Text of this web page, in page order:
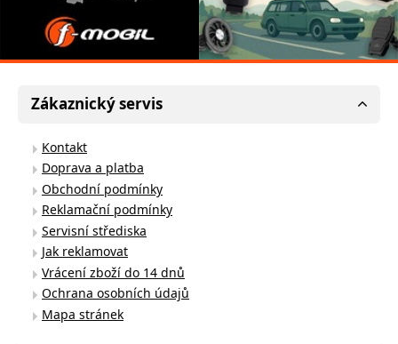
Zákaznický servis
Kontakt
Doprava a platba
Obchodní podmínky
Reklamační podmínky
Servisní střediska
Jak reklamovat
Vrácení zboží do 14 dnů
Ochrana osobních údajů
Mapa stránek